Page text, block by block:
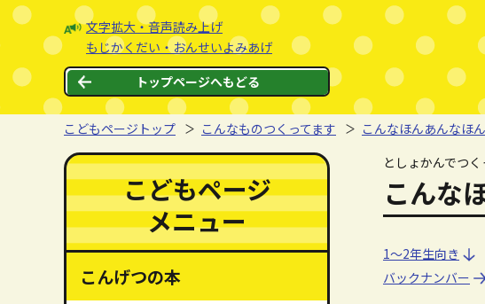
ページの先頭です。
本文へジャンプする。
文字拡大・音声読み上げ
もじかくだい・おんせいよみあげ
トップページへもどる
こどもページトップ こんなものつくってます こんなほんあんなほ
ここから本文です。ここからメインメニューです。
メインメニューをスキップする
こどもページ
メニュー
こんげつの本
としょかんでつ
こんな
1～2年生向き
1～2年生向き
バックナンバー